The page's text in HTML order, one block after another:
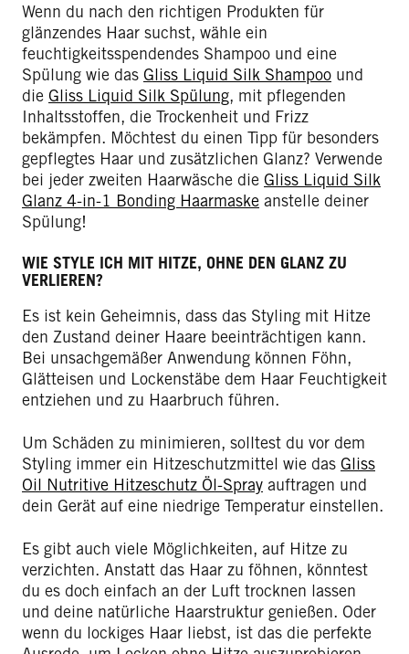
Wenn du nach den richtigen Produkten für
glänzendes Haar suchst, wähle ein
feuchtigkeitsspendendes Shampoo und eine
Spülung wie das Gliss Liquid Silk Shampoo und
die Gliss Liquid Silk Spülung, mit pflegenden
Inhaltsstoffen, die Trockenheit und Frizz
bekämpfen. Möchtest du einen Tipp für besonders
gepflegtes Haar und zusätzlichen Glanz? Verwende
bei jeder zweiten Haarwäsche die Gliss Liquid Silk
Glanz 4-in-1 Bonding Haarmaske anstelle deiner
Spülung!
WIE STYLE ICH MIT HITZE, OHNE DEN GLANZ ZU
VERLIEREN?
Es ist kein Geheimnis, dass das Styling mit Hitze
den Zustand deiner Haare beeinträchtigen kann.
Bei unsachgemäßer Anwendung können Föhn,
Glätteisen und Lockenstäbe dem Haar Feuchtigkeit
entziehen und zu Haarbruch führen.
Um Schäden zu minimieren, solltest du vor dem
Styling immer ein Hitzeschutzmittel wie das Gliss
Oil Nutritive Hitzeschutz Öl-Spray auftragen und
dein Gerät auf eine niedrige Temperatur einstellen.
Es gibt auch viele Möglichkeiten, auf Hitze zu
verzichten. Anstatt das Haar zu föhnen, könntest
du es doch einfach an der Luft trocknen lassen
und deine natürliche Haarstruktur genießen. Oder
wenn du lockiges Haar liebst, ist das die perfekte